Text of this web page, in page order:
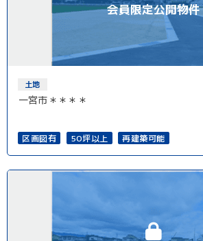
会員限定公開物件
土地
一宮市＊＊＊＊
区画図有 50坪以上 再建築可能